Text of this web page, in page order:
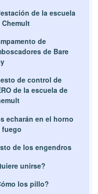
de la escuela
Chemult
de
de Bare
de control de
de la escuela de
echarán en el horno
fuego
de los engendros
unirse?
los pillo?